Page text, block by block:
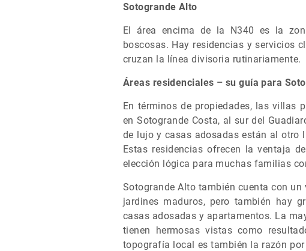
Sotogrande Alto
El área encima de la N340 es la
boscosas. Hay residencias y servicios
cruzan la línea divisoria rutinariamente.
Áreas residenciales – su guía para
En términos de propiedades, las villas
en Sotogrande Costa, al sur del
de lujo y casas adosadas están al otro
Estas residencias ofrecen la ventaja
elección lógica para muchas familias
Sotogrande Alto también cuenta con
jardines maduros, pero también hay
casas adosadas y apartamentos. La
tienen hermosas vistas como
topografía local es también la razón